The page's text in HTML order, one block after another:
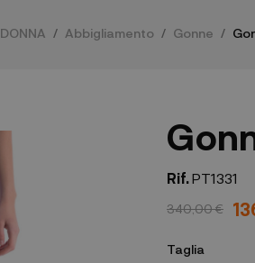
DONNA Abbigliamento Gonne
Rif.PT1331
340,00 €
Taglia